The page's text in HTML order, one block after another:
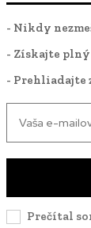
- Nikdy
- Získajte
- Prehliadajte
Prečítal